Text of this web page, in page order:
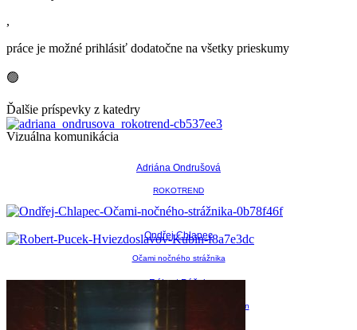
,
práce je možné prihlásiť dodatočne na všetky prieskumy
🟢
Ďalšie príspevky z katedry
Vizuálna komunikácia
Adriána Ondrušová
ROKOTREND
Ondřej Chlapec
Očami nočného strážnika
Róbert Púček
Vizuálna identita Hviezdoslavov Kubín